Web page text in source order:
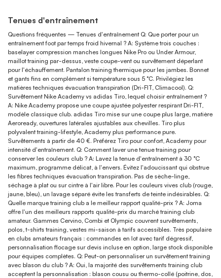
Tenues d'entraînement
Questions fréquentes — Tenues d'entraînement Q: Que porter pour un
entraînement foot par temps froid hivernal ? A: Système trois couches :
baselayer compression manches longues Nike Pro ou Under Armour,
maillot training par-dessus, veste coupe-vent ou survêtement déperlant
pour l'échauffement. Pantalon training thermique pour les jambes. Bonnet
et gants fins en complément si température sous 5 °C. Privilégiez les
matières techniques évacuation transpiration (Dri-FIT, Climacool). Q:
Survêtement Nike Academy vs adidas Tiro, lequel choisir entraînement ?
A: Nike Academy propose une coupe ajustée polyester respirant Dri-FIT,
modèle classique club. adidas Tiro mise sur une coupe plus large, matière
Aeroready, ouvertures latérales ajustables aux chevilles. Tiro plus
polyvalent training-lifestyle, Academy plus performance pure.
Survêtements à partir de 40 €. Préférez Tiro pour confort, Academy pour
intensité d'entraînement. Q: Comment laver une tenue training pour
conserver les couleurs club ? A: Lavez la tenue d'entraînement à 30 °C
maximum, programme délicat, à l'envers. Évitez l'adoucissant qui obstrue
les fibres techniques évacuation transpiration. Pas de sèche-linge,
séchage à plat ou sur cintre à l'air libre. Pour les couleurs vives club (rouge,
jaune, bleu), un lavage séparé évite les transferts de teinte indésirables. Q:
Quelle marque training club a le meilleur rapport qualité-prix ? A: Joma
offre l'un des meilleurs rapports qualité-prix du marché training club
amateur. Gammes Cervino, Combi et Olympic couvrent survêtements,
polos, t-shirts training, vestes mi-saison à tarifs accessibles. Très populaire
en clubs amateurs français : commandes en lot avec tarif dégressif,
personnalisation flocage sur devis incluse en option, large stock disponible
pour équipes complètes. Q: Peut-on personnaliser un survêtement training
avec blason du club ? A: Oui, la majorité des survêtements training club
acceptent la personnalisation : blason cousu ou thermo-collé (poitrine, dos,